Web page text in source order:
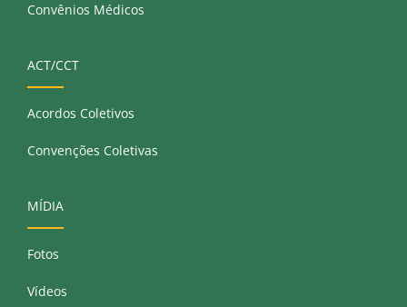
Convênios Médicos
ACT/CCT
Acordos Coletivos
Convenções Coletivas
MÍDIA
Fotos
Vídeos